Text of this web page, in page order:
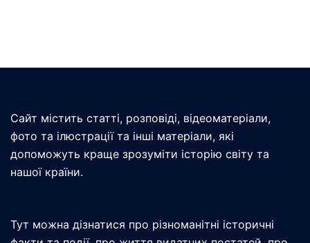
Сайт містить статті, розповіді, відеоматеріали,
фото та ілюстрації та інші матеріали, які
допоможуть краще зрозуміти історію світу та
нашої країни.
Тут можна дізнатися про різноманітні історичні